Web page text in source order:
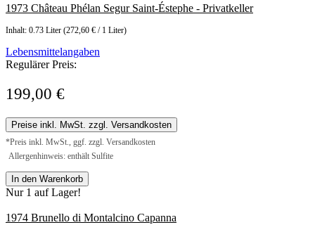
1973 Château Phélan Segur Saint-Éstephe - Privatkeller
Inhalt: 0.73 Liter (272,60 € / 1 Liter)
Lebensmittelangaben
Regulärer Preis:
199,00 €
Preise inkl. MwSt. zzgl. Versandkosten
*Preis inkl. MwSt., ggf. zzgl. Versandkosten
Allergenhinweis: enthält Sulfite
In den Warenkorb
Nur 1 auf Lager!
1974 Brunello di Montalcino Capanna